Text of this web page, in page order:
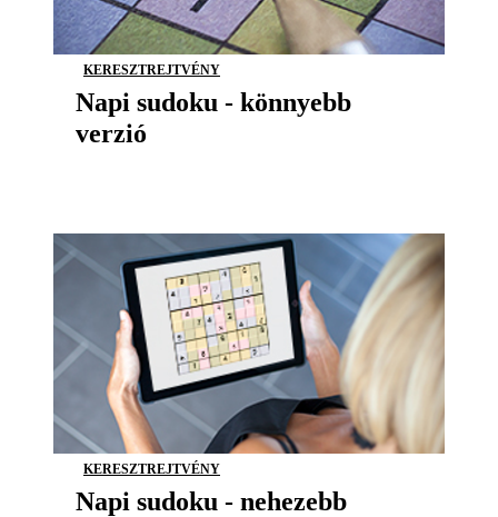
KERESZTREJTVÉNY
Napi sudoku - könnyebb
verzió
KERESZTREJTVÉNY
Napi sudoku - nehezebb